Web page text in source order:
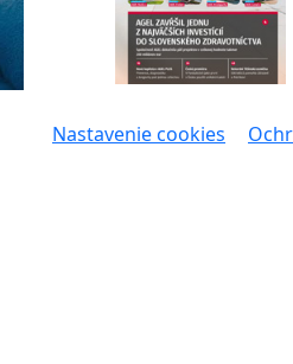
Nastavenie cookies